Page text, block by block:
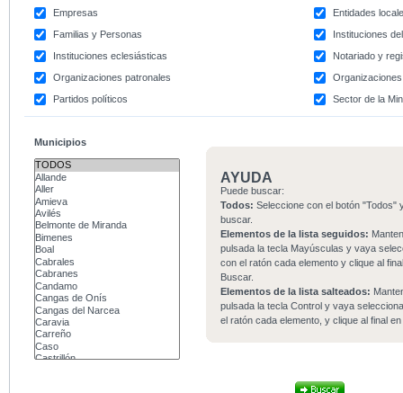
Empresas
Entidades
Familias y Personas
Instituciones
Instituciones eclesiásticas
Notariado y
Organizaciones patronales
Partidos políticos
Sector de la
Municipios
AYUDA
Puede buscar:
Todos: Seleccione con el botón "Todos"
buscar.
Elementos de la lista seguidos:
pulsada la tecla Mayúsculas y vaya
con el ratón cada elemento y clique al
Buscar.
Elementos de la lista salteados:
pulsada la tecla Control y vaya
el ratón cada elemento, y clique al final